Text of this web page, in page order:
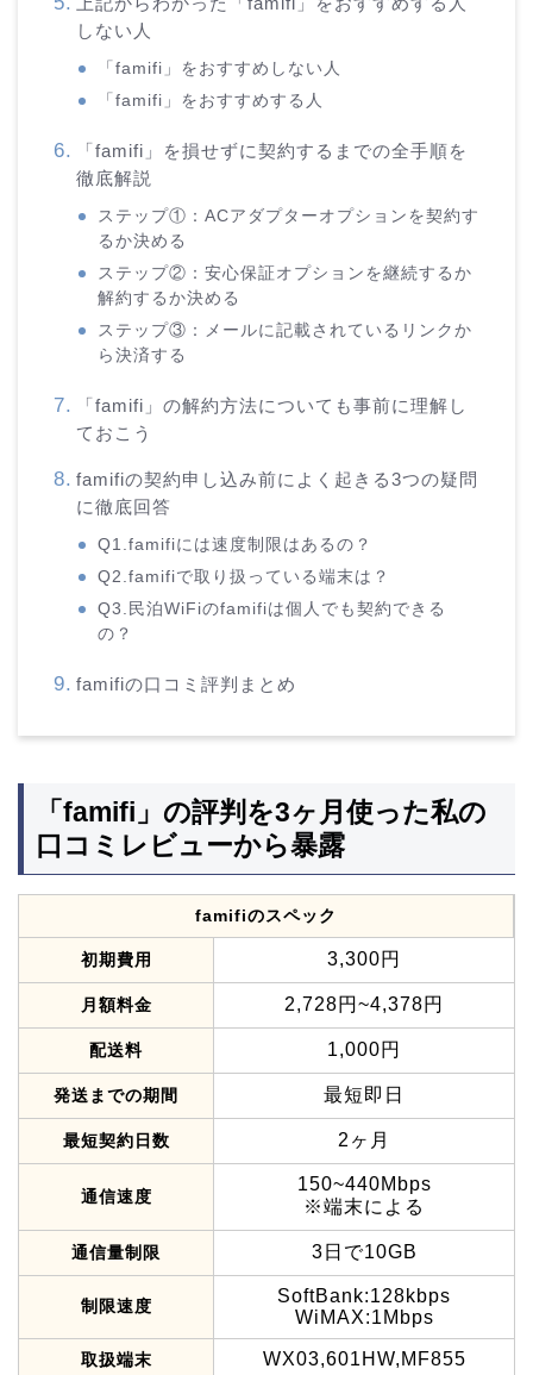
しない人
「famifi」をおすすめしない人
「famifi」をおすすめする人
「famifi」を損せずに契約するまでの全手順を
徹底解説
ステップ①：ACアダプターオプションを契約す
るか決める
ステップ②：安心保証オプションを継続するか
解約するか決める
ステップ③：メールに記載されているリンクか
ら決済する
「famifi」の解約方法についても事前に理解し
ておこう
famifiの契約申し込み前によく起きる3つの疑問
に徹底回答
Q1.famifiには速度制限はあるの？
Q2.famifiで取り扱っている端末は？
Q3.民泊WiFiのfamifiは個人でも契約できる
の？
famifiの口コミ評判まとめ
「famifi」の評判を3ヶ月使った私の
口コミレビューから暴露
famifiのスペック
初期費用 3,300円
月額料金 2,728円~4,378円
配送料 1,000円
発送までの期間 最短即日
最短契約日数 2ヶ月
通信速度
150~440Mbps
※端末による
通信量制限 3日で10GB
制限速度
SoftBank:128kbps
WiMAX:1Mbps
取扱端末 WX03,601HW,MF855